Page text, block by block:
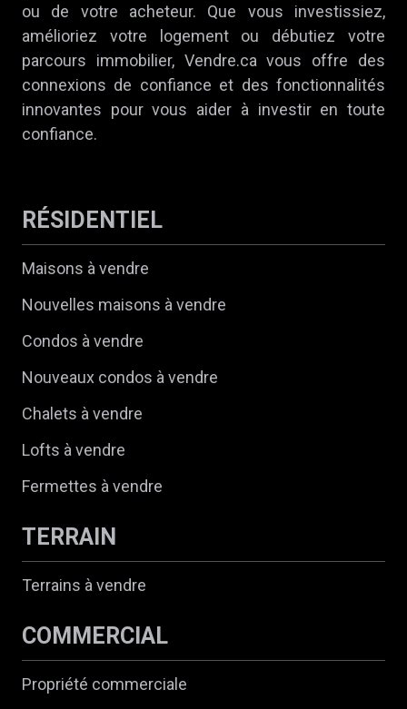
ou de votre acheteur. Que vous investissiez,
amélioriez votre logement ou débutiez votre
parcours immobilier, Vendre.ca vous offre des
connexions de confiance et des fonctionnalités
innovantes pour vous aider à investir en toute
confiance.
RÉSIDENTIEL
Maisons à vendre
Nouvelles maisons à vendre
Condos à vendre
Nouveaux condos à vendre
Chalets à vendre
Lofts à vendre
Fermettes à vendre
TERRAIN
Terrains à vendre
COMMERCIAL
Propriété commerciale